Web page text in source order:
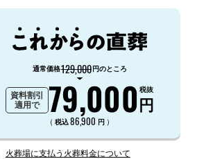
通常価格129,000円のところ
資料割引
適用で
79,000円
税抜
（ 税込86,900 円 ）
火葬場に支払う火葬料金について